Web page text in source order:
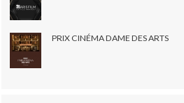
PRIX CINÉMA DAME DES ARTS